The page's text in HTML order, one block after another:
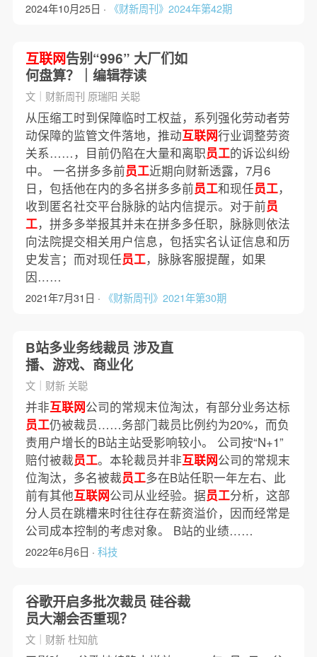
2024年10月25日 · 《财新周刊》2024年第42期
互联网告别“996” 大厂们如
何盘算？｜编辑荐读
文｜财新周刊 原瑞阳 关聪
从压缩工时到保障临时工权益，系列强化劳动者劳
动保障的监管文件落地，推动互联网行业调整劳资
关系……，目前仍陷在大量和离职员工的诉讼纠纷
中。 一名拼多多前员工近期向财新透露，7月6
日，包括他在内的多名拼多多前员工和现任员工，
收到匿名社交平台脉脉的站内信提示。对于前员
工，拼多多举报其并未在拼多多任职，脉脉则依法
向法院提交相关用户信息，包括实名认证信息和历
史发言；而对现任员工，脉脉客服提醒，如果
因……
2021年7月31日 · 《财新周刊》2021年第30期
B站多业务线裁员 涉及直
播、游戏、商业化
文｜财新 关聪
并非互联网公司的常规末位淘汰，有部分业务达标
员工仍被裁员……务部门裁员比例约为20%，而负
责用户增长的B站主站受影响较小。 公司按“N+1”
赔付被裁员工。本轮裁员并非互联网公司的常规末
位淘汰，多名被裁员工多在B站任职一年左右、此
前有其他互联网公司从业经验。据员工分析，这部
分人员在跳槽来时往往存在薪资溢价，因而经常是
公司成本控制的考虑对象。 B站的业绩……
2022年6月6日 · 科技
谷歌开启多批次裁员 硅谷裁
员大潮会否重现？
文｜财新 杜知航